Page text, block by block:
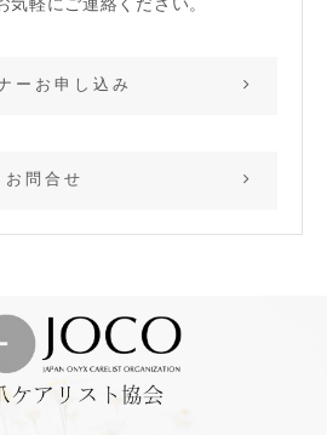
ーお申し込み
問合せ